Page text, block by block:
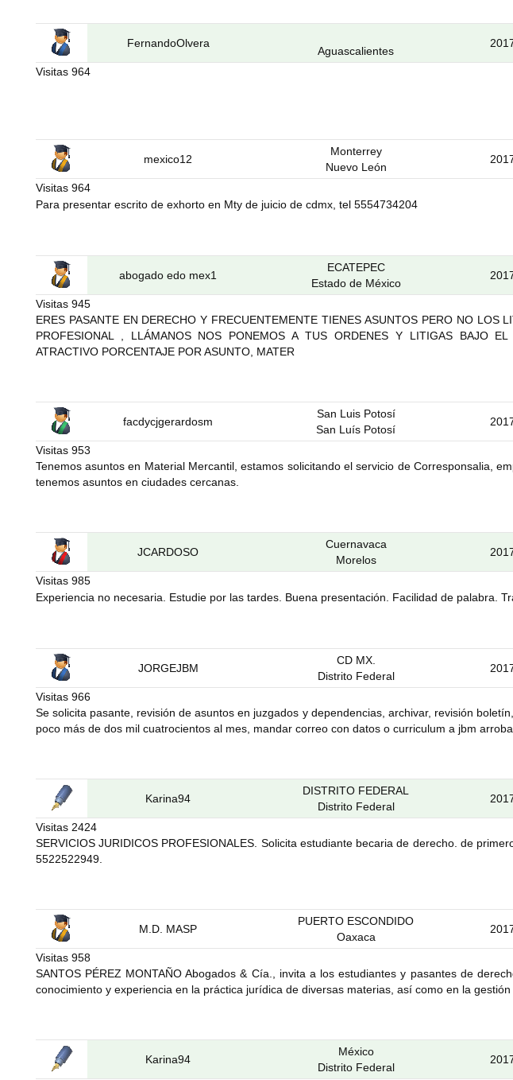
FernandoOlvera
Aguascalientes
Visitas 964
mexico12
Monterrey
Nuevo León
Visitas 964
Para presentar escrito de exhorto en Mty de juicio de cdmx, tel 5554734204
abogado edo mex1
ECATEPEC
Estado de México
Visitas 945
ERES PASANTE EN DERECHO Y FRECUENTEMENTE TIENES ASUNTOS PERO NO LOS
PROFESIONAL , LLÁMANOS NOS PONEMOS A TUS ORDENES Y LITIGAS BAJO EL
ATRACTIVO PORCENTAJE POR ASUNTO, MATER
facdycjgerardosm
San Luis Potosí
San Luís Potosí
Visitas 953
Tenemos asuntos en Material Mercantil, estamos solicitando el servicio de Corresponsalia,
tenemos asuntos en ciudades cercanas.
JCARDOSO
Cuernavaca
Morelos
Visitas 985
Experiencia no necesaria. Estudie por las tardes. Buena presentación. Facilidad de palabra.
JORGEJBM
CD MX.
Distrito Federal
Visitas 966
Se solicita pasante, revisión de asuntos en juzgados y dependencias, archivar, revisión
poco más de dos mil cuatrocientos al mes, mandar correo con datos o curriculum a jbm
Karina94
DISTRITO FEDERAL
Distrito Federal
Visitas 2424
SERVICIOS JURIDICOS PROFESIONALES. Solicita estudiante becaria de derecho. de
5522522949.
M.D. MASP
PUERTO ESCONDIDO
Oaxaca
Visitas 958
SANTOS PÉREZ MONTAÑO Abogados & Cía., invita a los estudiantes y pasantes de
conocimiento y experiencia en la práctica jurídica de diversas materias, así como en la gestión
Karina94
México
Distrito Federal